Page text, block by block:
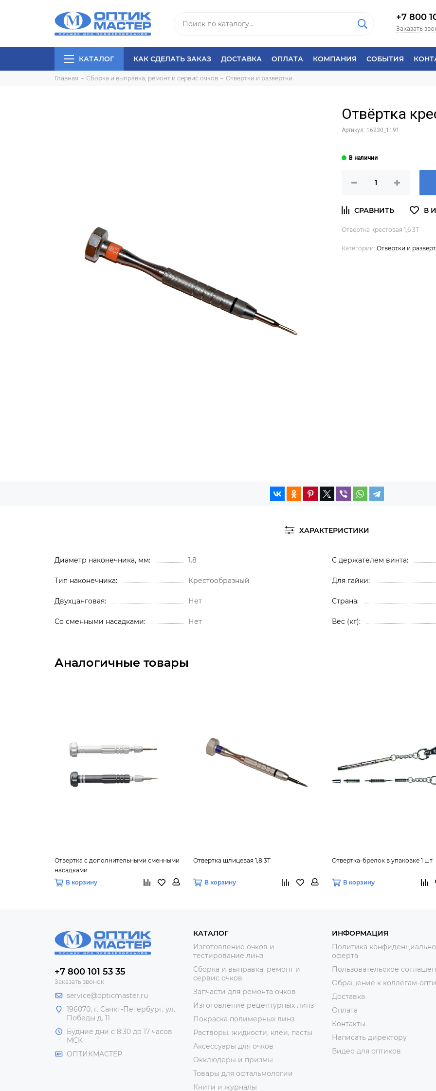
+7 800
Заказать
КАТАЛОГ КАК СДЕЛАТЬ ЗАКАЗ ДОСТАВКА ОПЛАТА КОМПАНИЯ СОБЫТИЯ
Главная Сборка и выправка, ремонт и сервис очков Отвертки и развертки
Отвёртка
Артикул: 16230_1191
Отвёртка крестовая 1,6 3Т
Категории: Отвертки и
ХАРАКТЕРИСТИКИ
Диаметр наконечника, мм 1.8
Тип наконечника Крестообразный
Двухцанговая Нет
Со сменными насадками Нет
С держателем винта
Для гайки
Страна
Вес (кг)
Аналогичные товары
Отвертка с дополнительными сменными
насадками
В корзину
Отвертка шлицевая 1,8 3Т
В корзину
Отвертка-брелок в упаковке 1 шт
В корзину
+7 800 101 53 35
Заказать звонок
service@opticmaster.ru
196070, г. Санкт-Петербург, ул.
Победы д. 11
Будние дни с 8:30 до 17 часов
МСК
ОПТИКМАСТЕР
КАТАЛОГ
Изготовление очков и
тестирование линз
Сборка и выправка, ремонт и
сервис очков
Запчасти для ремонта очков
Изготовление рецептурных линз
Покраска полимерных линз
Растворы, жидкости, клеи, пасты
Аксессуары для очков
Окклюдеры и призмы
Товары для офтальмологии
Книги и журналы
ИНФОРМАЦИЯ
Политика
оферта
Пользовательское
Обращение к коллегам-
Доставка
Оплата
Контакты
Написать директору
Видео для оптиков